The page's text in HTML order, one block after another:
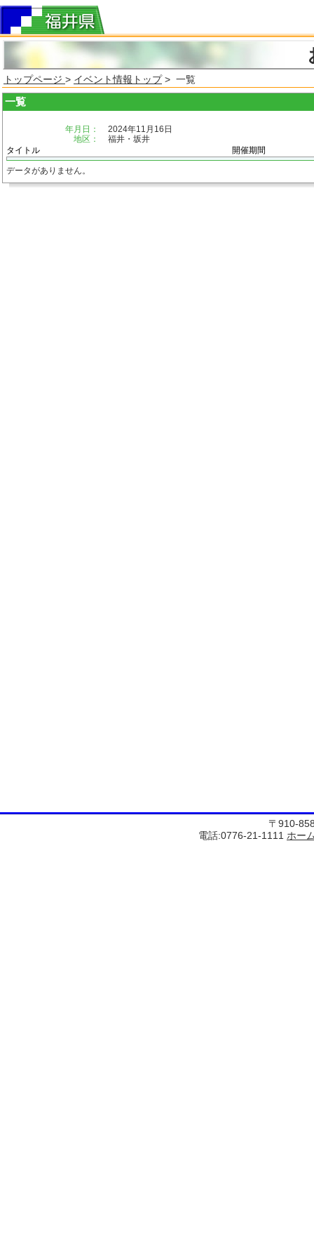
トップページ > イベント情報トップ> 一覧
一覧
年月日：
2024年11月16日
地区：
福井・坂井
タイトル
開催期間
データがありません。
〒910-
電話:0776-21-1111 ホー